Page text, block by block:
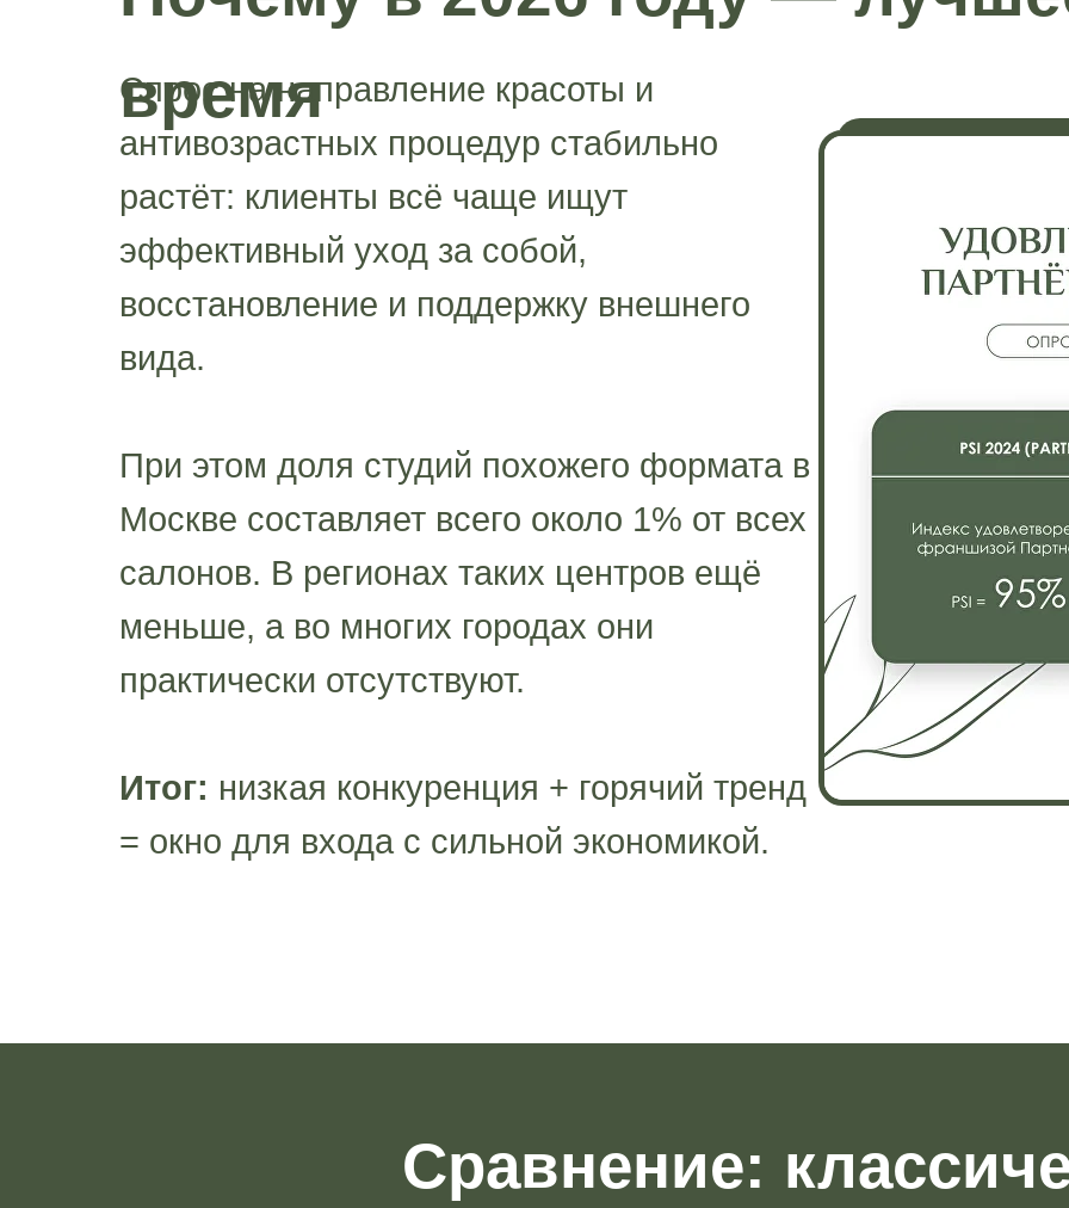
время
Спрос на направление красоты и
антивозрастных процедур стабильно
растёт: клиенты всё чаще ищут
эффективный уход за собой,
восстановление и поддержку внешнего
вида.
При этом доля студий похожего формата в
Москве составляет всего около 1% от всех
салонов. В регионах таких центров ещё
меньше, а во многих городах они
практически отсутствуют.
Итог: низкая конкуренция + горячий тренд
= окно для входа с сильной экономикой.
Сравнение: